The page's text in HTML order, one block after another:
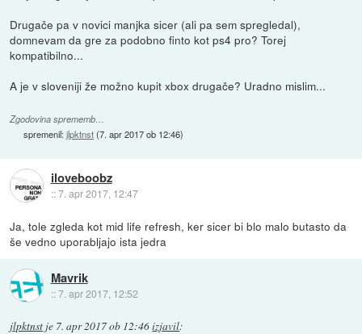
Drugače pa v novici manjka sicer (ali pa sem spregledal),
domnevam da gre za podobno finto kot ps4 pro? Torej
kompatibilno...
A je v sloveniji že možno kupit xbox drugače? Uradno mislim...
Zgodovina sprememb…
spremenil:jlpktnst(7. apr 2017 ob 12:46)
iloveboobz
::7. apr 2017, 12:47
Ja, tole zgleda kot mid life refresh, ker sicer bi blo malo butasto da
še vedno uporabljajo ista jedra
Mavrik
::7. apr 2017, 12:52
jlpktnst je 7. apr 2017 ob 12:46izjavil: